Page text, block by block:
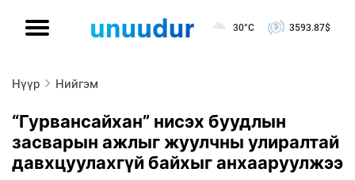
30°C 3593.87$
Нүүр Нийгэм
“Гурвансайхан” нисэх буудлын
засварын ажлыг жуулчны улиралтай
давхцуулахгүй байхыг анхааруулжээ